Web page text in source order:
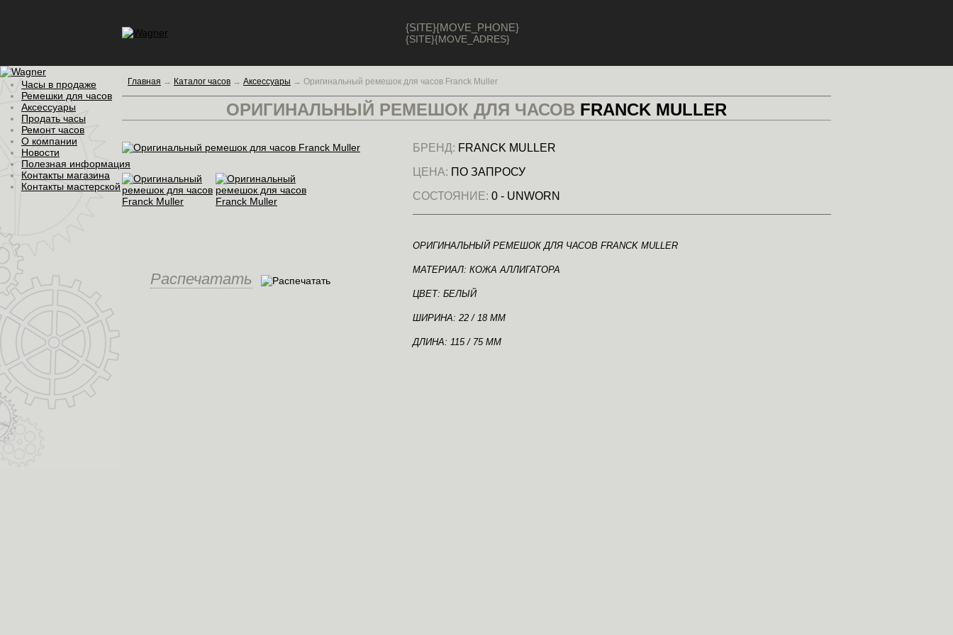
{SITE}{MOVE_PHONE}
{SITE}{MOVE_ADRES}
Часы в продаже
Ремешки для часов
Аксессуары
Продать часы
Ремонт часов
О компании
Новости
Полезная информация
Контакты магазина
Контакты мастерской
Главная → Каталог часов → Аксессуары → Оригинальный ремешок для часов Franck Muller
ОРИГИНАЛЬНЫЙ РЕМЕШОК ДЛЯ ЧАСОВ FRANCK MULLER
Распечатать
БРЕНД: FRANCK MULLER
ЦЕНА: ПО ЗАПРОСУ
СОСТОЯНИЕ: 0 - UNWORN
ОРИГИНАЛЬНЫЙ РЕМЕШОК ДЛЯ ЧАСОВ FRANCK MULLER
МАТЕРИАЛ: КОЖА АЛЛИГАТОРА
ЦВЕТ: БЕЛЫЙ
ШИРИНА: 22 / 18 ММ
ДЛИНА: 115 / 75 ММ